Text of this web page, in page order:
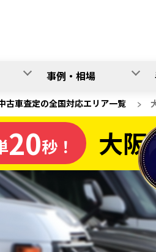
事例・相場
古車査定の全国対応エリア一覧 >
車買取なら
20秒！ 大阪